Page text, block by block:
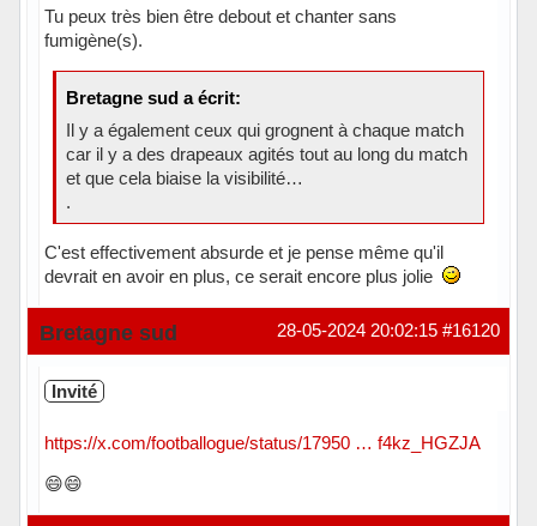
Tu peux très bien être debout et chanter sans
fumigène(s).
Bretagne sud a écrit:
Il y a également ceux qui grognent à chaque match
car il y a des drapeaux agités tout au long du match
et que cela biaise la visibilité…
.
C'est effectivement absurde et je pense même qu'il
devrait en avoir en plus, ce serait encore plus jolie
Hors ligne #16120
28-05-2024 20:02:15
Bretagne sud
Invité
https://x.com/footballogue/status/17950 … f4kz_HGZJA
😄😄